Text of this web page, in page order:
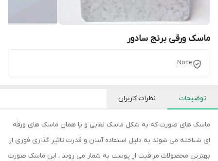
ماسک ورقی برنج سادور
None
توضیحات نظرات کاربران
ماسک های صورت که به شکل ماسک نقابی و یا همان ماسک های ورقه
ای شناخته می شوند به دلیل استفاده آسان و قدرت تاثیر گذاری فوری از
بهترین محصولات مراقبت از پوست به شمار می روند . این ماسک صورت